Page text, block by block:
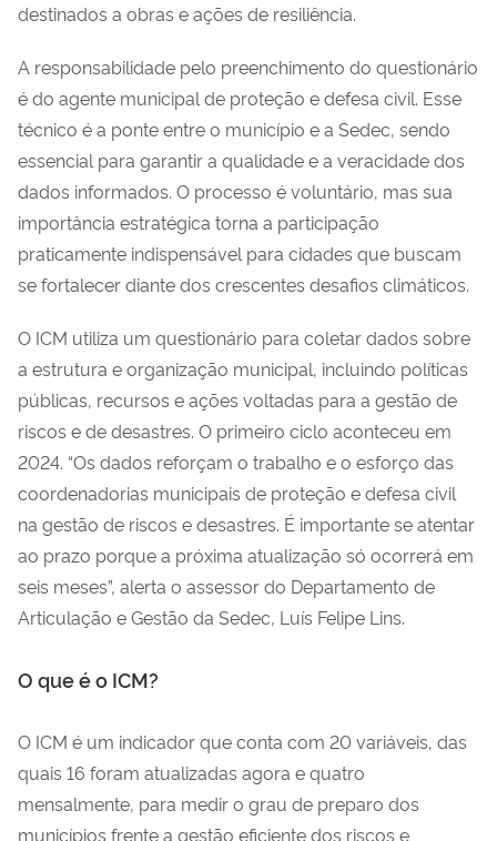
destinados a obras e ações de resiliência.
A responsabilidade pelo preenchimento do questionário
é do agente municipal de proteção e defesa civil. Esse
técnico é a ponte entre o município e a Sedec, sendo
essencial para garantir a qualidade e a veracidade dos
dados informados. O processo é voluntário, mas sua
importância estratégica torna a participação
praticamente indispensável para cidades que buscam
se fortalecer diante dos crescentes desafios climáticos.
O ICM utiliza um questionário para coletar dados sobre
a estrutura e organização municipal, incluindo políticas
públicas, recursos e ações voltadas para a gestão de
riscos e de desastres. O primeiro ciclo aconteceu em
2024. “Os dados reforçam o trabalho e o esforço das
coordenadorias municipais de proteção e defesa civil
na gestão de riscos e desastres. É importante se atentar
ao prazo porque a próxima atualização só ocorrerá em
seis meses”, alerta o assessor do Departamento de
Articulação e Gestão da Sedec, Luís Felipe Lins.
O que é o ICM?
O ICM é um indicador que conta com 20 variáveis, das
quais 16 foram atualizadas agora e quatro
mensalmente, para medir o grau de preparo dos
municípios frente a gestão eficiente dos riscos e